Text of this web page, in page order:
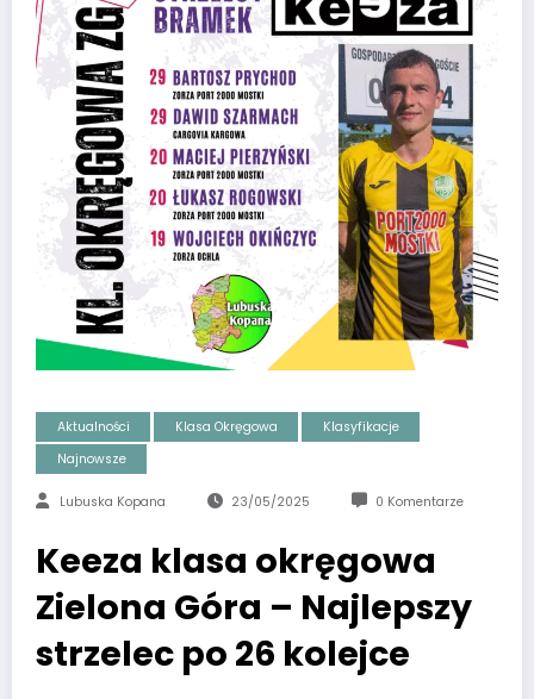
Aktualności Klasa Okręgowa
Klasyfikacje
Najnowsze
Lubuska Kopana 23/05/2025 0 Komentarze
Keeza klasa okręgowa
Zielona Góra – Najlepszy
strzelec po 26 kolejce